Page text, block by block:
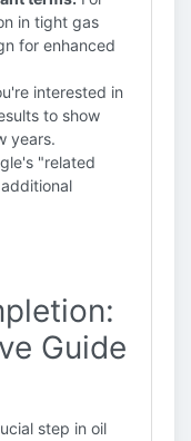
in tight gas
for enhanced
interested in
to show
years.
"related
Guide
step in oil